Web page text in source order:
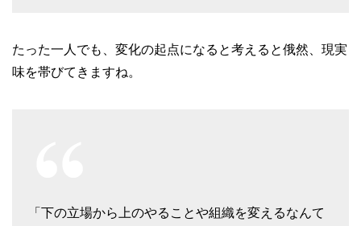
たった一人でも、変化の起点になると考えると俄然、現実
味を帯びてきますね。
「下の立場から上のやることや組織を変えるなんて